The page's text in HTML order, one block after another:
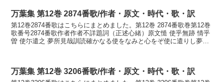
万葉集 第12巻 2874番歌/作者・原文・時代・歌・訳
第12巻2874番歌はこちらにまとめました。第12巻 2874番歌巻第12巻
歌番号2874番歌作者作者不詳題詞（正述心緒）原文慥 使乎無跡 情乎
曽 使尓遣之 夢所見哉訓読確かなる使をなみと心をぞ使に遣りし夢に
万葉集 第12巻 3206番歌/作者・原文・時代・歌・訳